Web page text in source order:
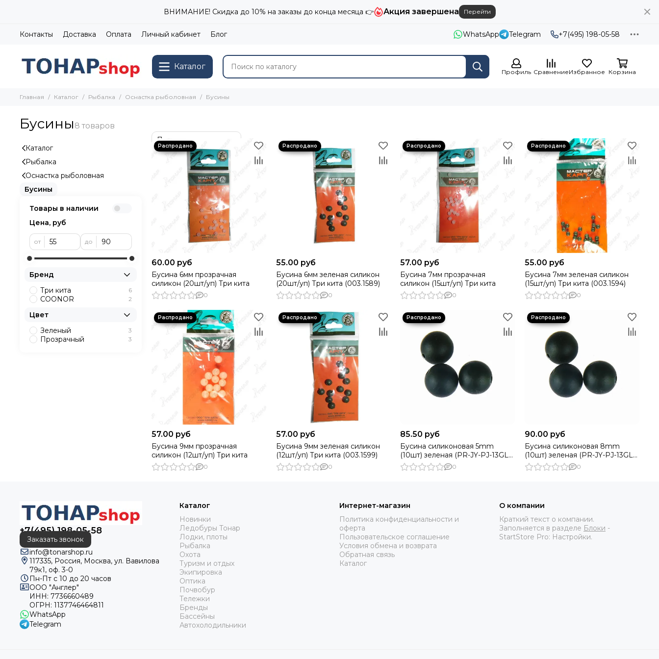
ВНИМАНИЕ! Скидка до 10% на заказы до конца месяца 👉 Акция завершена Перейти
Контакты Доставка Оплата Личный кабинет Блог WhatsApp Telegram +7(495) 198-05-58
Каталог
Профиль СравнениеИзбранное Корзина
Главная Каталог Рыбалка Оснастка рыболовная Бусины
Бусины
60.00 руб
Бусина 6мм прозрачная
силикон (20шт/уп) Три кита
0
55.00 руб
Бусина 6мм зеленая силикон
(20шт/уп) Три кита (003.1589)
0
57.00 руб
Бусина 7мм прозрачная
силикон (15шт/уп) Три кита
0
55.00 руб
Бусина 7мм зеленая силикон
(15шт/уп) Три кита (003.1594)
0
57.00 руб
Бусина 9мм прозрачная
силикон (12шт/уп) Три кита
0
57.00 руб
Бусина 9мм зеленая силикон
(12шт/уп) Три кита (003.1599)
0
85.50 руб
Бусина силиконовая 5mm
(10шт) зеленая (PR-JY-PJ-13GL-
5-G) COONOR 0
90.00 руб
Бусина силиконовая 8mm
(10шт) зеленая (PR-JY-PJ-13GL-
8-G) COONOR 0
Каталог
Рыбалка
Оснастка рыболовная
Бусины
Товары в наличии
Цена, руб
от до
Бренд
Три кита
6
COONOR 2
Цвет
Зеленый
3
Прозрачный 3
+7(495) 198-05-58
Заказать звонок
info@tonarshop.ru
117335, Россия, Москва, ул. Вавилова
79к1, оф. 3-0
Пн-Пт с 10 до 20 часов
ООО "Англер"
ИНН: 7736660489
ОГРН: 1137746464811
WhatsApp
Telegram
Каталог
Новинки
Ледобуры Тонар
Лодки, плоты
Рыбалка
Охота
Туризм и отдых
Экипировка
Оптика
Почвобур
Тележки
Бренды
Бассейны
Автохолодильники
Интернет-магазин
Политика конфиденциальности и
оферта
Пользовательское соглашение
Условия обмена и возврата
Обратная связь
Каталог
О компании
Краткий текст о компании.
Заполняется в разделе Блоки -
StartStore Pro: Настройки.